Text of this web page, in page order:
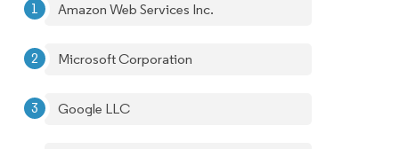
Amazon Web Services Inc.
Microsoft Corporation
Google LLC